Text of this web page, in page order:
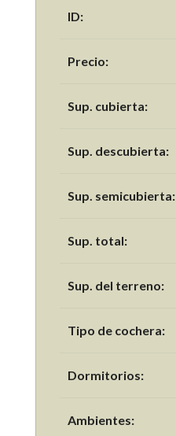
ID:
Precio:
Sup. cubierta:
Sup. descubierta:
Sup. semicubierta:
Sup. total:
Sup. del terreno:
Tipo de cochera:
Dormitorios:
Ambientes: